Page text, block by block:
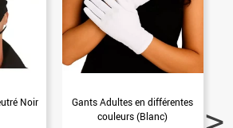
Noir
Gants Adultes en différentes
couleurs (Blanc)